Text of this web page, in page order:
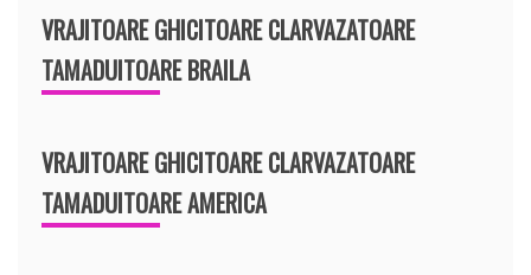
VRAJITOARE GHICITOARE CLARVAZATOARE
TAMADUITOARE BRAILA
VRAJITOARE GHICITOARE CLARVAZATOARE
TAMADUITOARE AMERICA